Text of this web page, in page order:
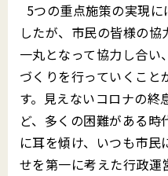
5つの重点施策の実現
したが、市民の皆様の
一丸となって協力し合い
づくりを行っていくこと
す。見えないコロナの終
ど、多くの困難がある
に耳を傾け、いつも市
せを第一に考えた行政運